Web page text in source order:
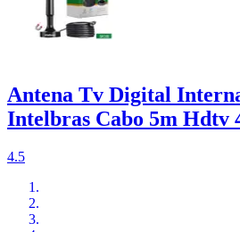
Antena Tv Digital
Intelbras Cabo 5m Hdtv
4.5